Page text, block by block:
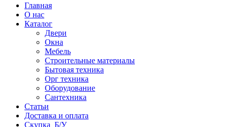
Главная
О нас
Каталог
Двери
Окна
Мебель
Строительные материалы
Бытовая техника
Орг техника
Оборудование
Сантехника
Статьи
Доставка и оплата
Скупка Б/У